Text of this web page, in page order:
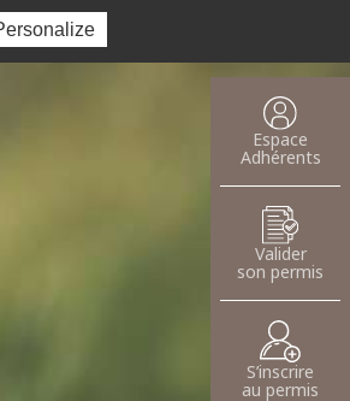
pour :
Espace
Adhérents
Valider
son permis
S’inscrire
au permis